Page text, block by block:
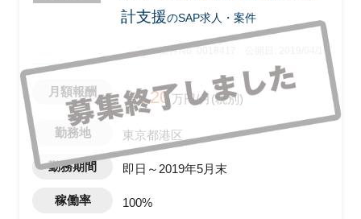
計支援のSAP求人・案件
案件No. 0018417 公開日: 2019/04/16
月額報酬 〜120万円/月(税別)
勤務地 東京都港区
勤務期間 即日～2019年5月末
稼働率 100%